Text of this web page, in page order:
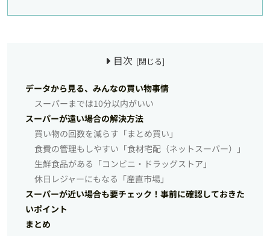
目次
データから見る、みんなの買い物事情
スーパーまでは10分以内がいい
スーパーが遠い場合の解決方法
買い物の回数を減らす「まとめ買い」
食費の管理もしやすい「食材宅配（ネットスーパー）」
生鮮食品がある「コンビニ・ドラッグストア」
休日レジャーにもなる「産直市場」
スーパーが近い場合も要チェック！事前に確認しておきた
いポイント
まとめ